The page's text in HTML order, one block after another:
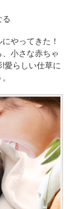
る
やってきた！
小さな赤ちゃ
愛らしい仕草に